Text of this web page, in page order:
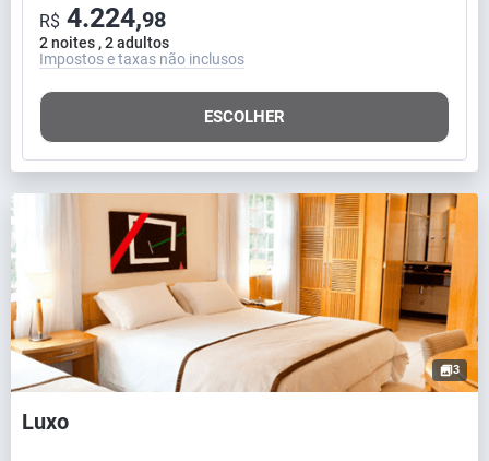
2 noites , 2 adultos
R$ 4.224,98
Impostos e taxas não inclusos
ESCOLHER
3
Luxo